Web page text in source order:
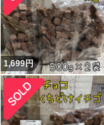
1,699円